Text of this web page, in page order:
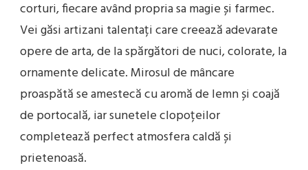
corturi, fiecare având propria sa magie și farmec.
Vei găsi artizani talentați care creează adevarate
opere de arta, de la spărgători de nuci, colorate, la
ornamente delicate. Mirosul de mâncare
proaspătă se amestecă cu aromă de lemn și coajă
de portocală, iar sunetele clopoțeilor
completează perfect atmosfera caldă și
prietenoasă.